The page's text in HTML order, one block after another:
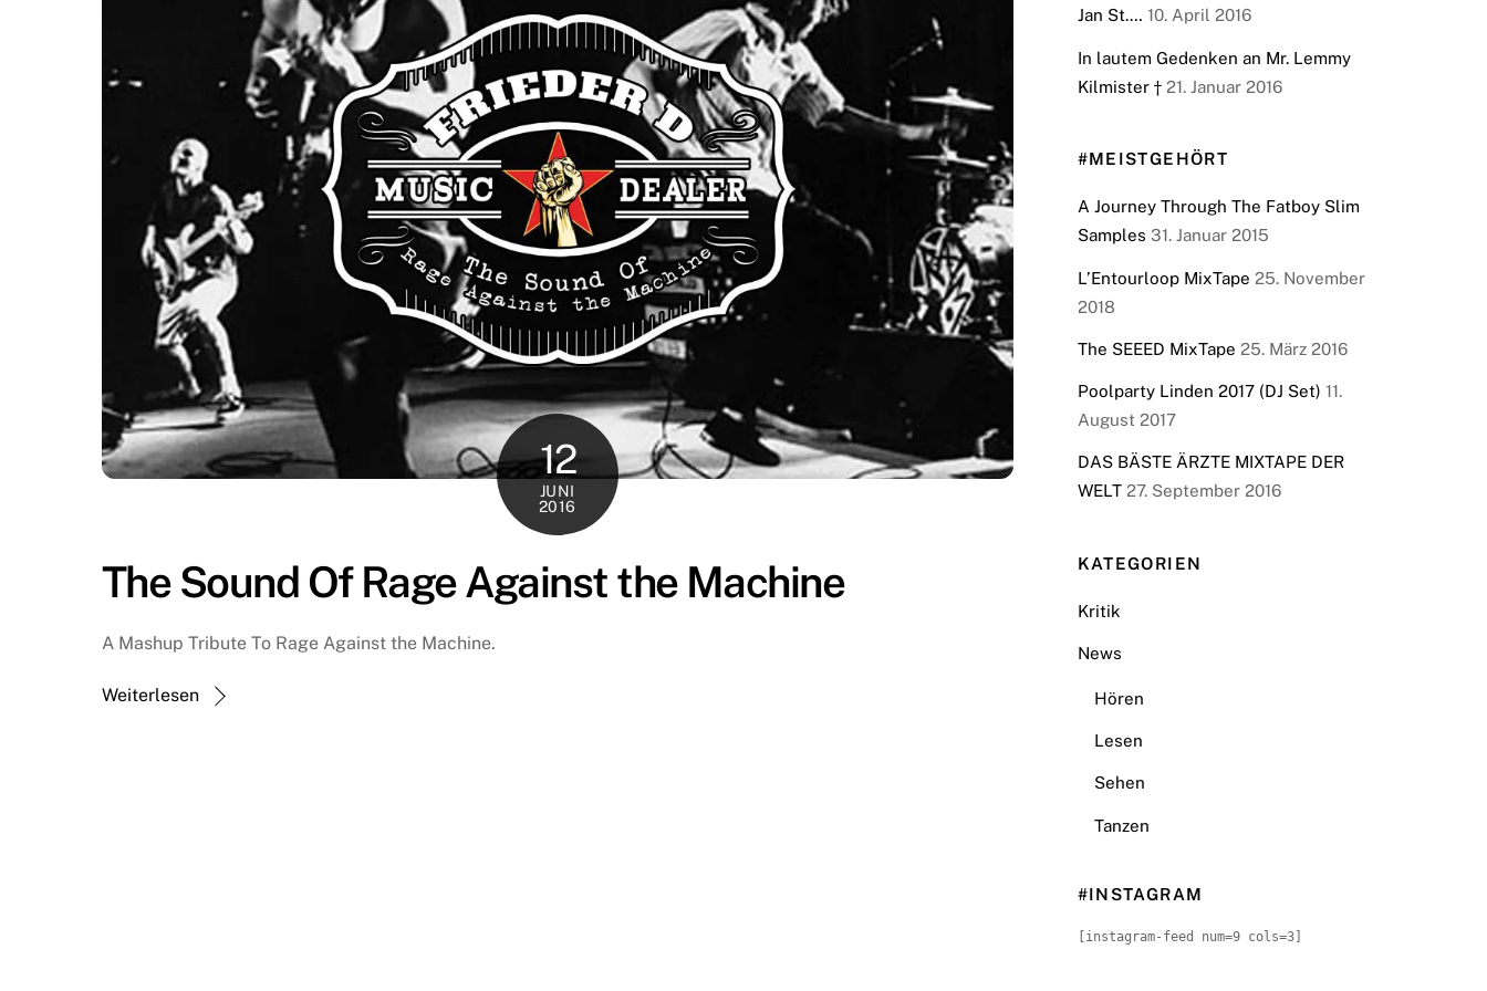
12
JUNI
2016
The Sound Of Rage Against the Machine
A Mashup Tribute To Rage Against the Machine.
Weiterlesen
Jan St.… 10. April 2016
In lautem Gedenken an Mr. Lemmy
Kilmister †21. Januar 2016
#MEISTGEHÖRT
A Journey Through The Fatboy Slim
Samples 31. Januar 2015
L’Entourloop MixTape 25. November
2018
The SEEED MixTape 25. März 2016
Poolparty Linden 2017 (DJ Set) 11.
August 2017
DAS BÄSTE ÄRZTE MIXTAPE DER
WELT27. September 2016
KATEGORIEN
Kritik
News
Hören
Lesen
Sehen
Tanzen
#INSTAGRAM
[instagram-feed num=9 cols=3]